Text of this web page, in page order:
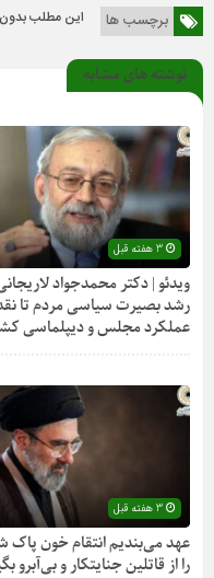
برچسب ها این مطلب
نوشته های مشابه
3 هفته قبل
ویدئو | دکتر محمدجواد
رشد بصیرت سیاسی مردم تا
عملکرد مجلس و دیپلماسی
3 هفته قبل
عهد می‌بندیم انتقام خون پاک
را از قاتلین جنایتکار و بی‌آبرو